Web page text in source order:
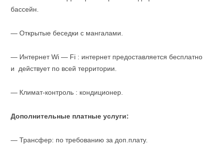
бассейн.
— Открытые беседки с мангалами.
— Интернет Wi — Fi : интернет предоставляется бесплатно
и действует по всей территории.
— Климат-контроль : кондиционер.
Дополнительные платные услуги:
— Трансфер: по требованию за доп.плату.